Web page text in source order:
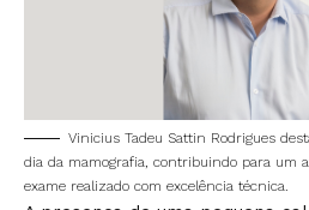
Vinicius Tadeu Sattin Rodrigues
dia da mamografia, contribuindo para um
exame realizado com excelência técnica.